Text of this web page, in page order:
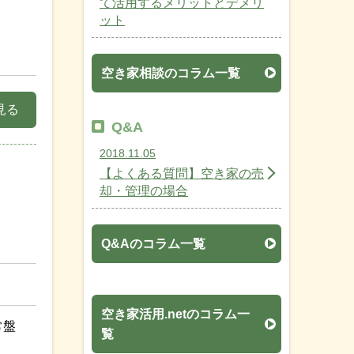
る
盤
て活用するメリットとデメリ
ット
空き家相談のコラム一覧
Q&A
2018.11.05
【よくある質問】空き家の売
却・管理の場合
Q&Aのコラム一覧
空き家活用.netのコラム一
覧